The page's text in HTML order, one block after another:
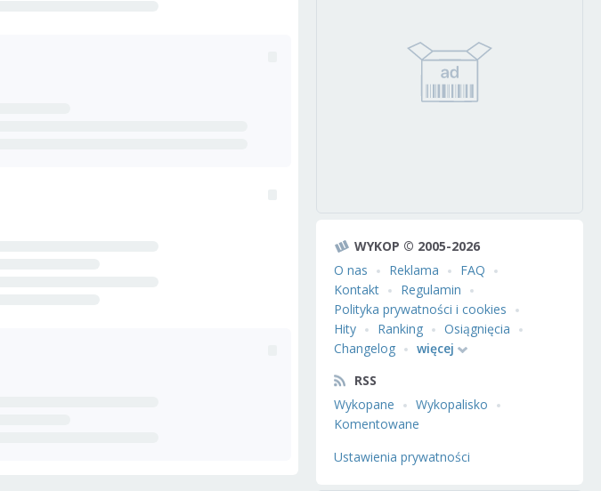
WYKOP © 2005-2026
O nas
Reklama
FAQ
Kontakt
Regulamin
Polityka prywatności i cookies
Hity
Ranking
Osiągnięcia
Changelog
więcej
RSS
Wykopane
Wykopalisko
Komentowane
Ustawienia prywatności